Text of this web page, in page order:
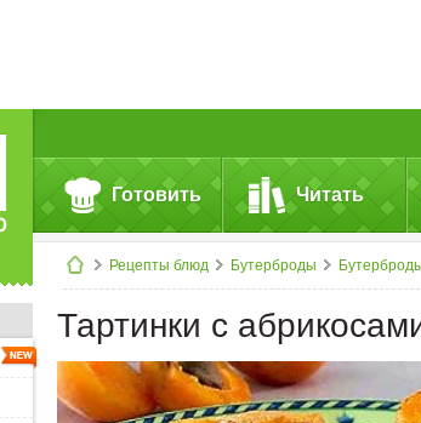
Готовить Читать
Рецепты блюд Бутерброды
Тартинки с